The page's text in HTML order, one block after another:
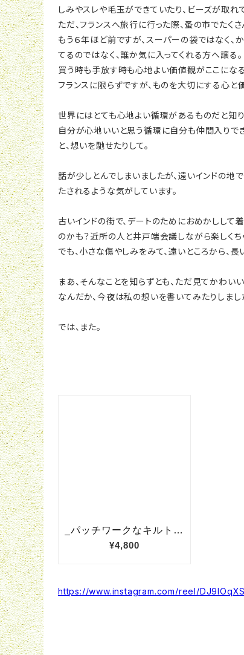
しみやスレや毛玉ができていたり、ビーズが取れ
ただ、フランスへ旅行に行った際、蚤の市でたく
もう６年ほど前ですが、スーパーの袋ではなく、
てるのではなく、誰か気に入ってくれる方へ譲る。
買う時も手放す時も心地よい価値観がここにな
フランスに限らずですが、ものを大切にする心
世界にはとても心地よい循環があるものだと知り
自分が心地いいと思う循環に自分も仲間入りでき
と、想いを馳せたりして。
話が少しとんでしまいましたが、遠いインドの地
たされるような気がしています。
古いインドの街で、デートのためにおめかしし
のかも？近所の人と井戸端会議しながら楽しくち
でも、小さな傷やしみをみて、遠いところから、
まあ、そんなことを知らずとも、ただ見てかわいい
なんだか、今夜は私の想いを書いてみたりしまし
では、また。
https://www.instagram.com/reel/